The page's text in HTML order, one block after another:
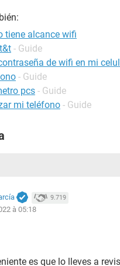
tiene alcance wifi
- Guide
de wifi en mi
- Guide
pcs - Guide
mi teléfono - Guide
9.719
à 05:18
es que lo lleves a